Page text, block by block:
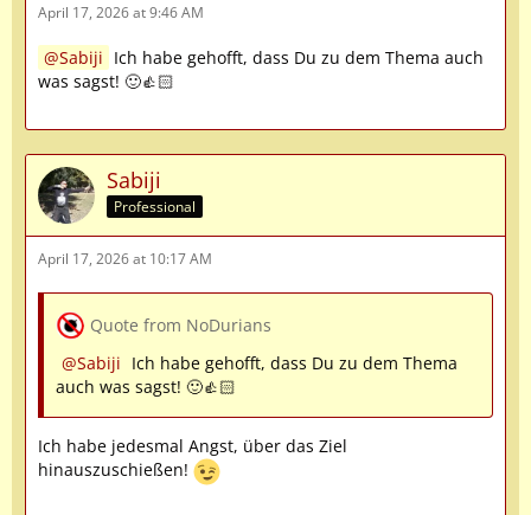
April 17, 2026 at 9:46 AM
Sabiji Ich habe gehofft, dass Du zu dem Thema auch
was sagst! 🙂👍🏻
Sabiji
Professional
April 17, 2026 at 10:17 AM
Quote from NoDurians
Sabiji Ich habe gehofft, dass Du zu dem Thema
auch was sagst! 🙂👍🏻
Ich habe jedesmal Angst, über das Ziel
hinauszuschießen!